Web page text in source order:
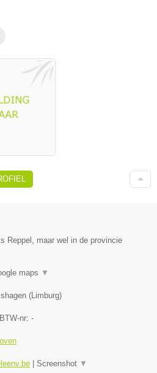
Reppel, maar wel in de provincie
maps ▼
( Limburg)
BTW-nr: -
Screenshot ▼